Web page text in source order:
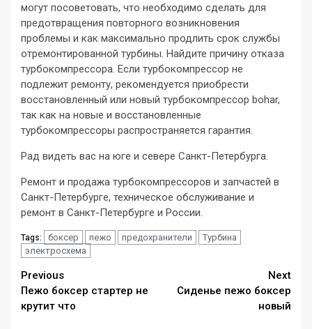
могут посоветовать, что необходимо сделать для
предотвращения повторного возникновения
проблемы и как максимально продлить срок службы
отремонтированной турбины. Найдите причину отказа
турбокомпрессора. Если турбокомпрессор не
подлежит ремонту, рекомендуется приобрести
восстановленный или новый турбокомпрессор bohar,
так как на новые и восстановленные
турбокомпрессоры распространяется гарантия.
Рад видеть вас на юге и севере Санкт-Петербурга.
Ремонт и продажа турбокомпрессоров и запчастей в
Санкт-Петербурге, техническое обслуживание и
ремонт в Санкт-Петербурге и России.
Tags: боксер пежо предохранители
Турбина
электросхема
Continue
Reading
Previous
Пежо боксер стартер не
крутит что
Next
Сиденье пежо боксер
новый